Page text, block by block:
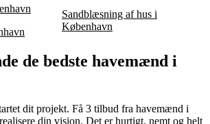
Sandblæsning af hus i
København
de bedste havemænd i
dit projekt. Få 3 tilbud fra havemænd i
din vision. Det er hurtigt, nemt og helt